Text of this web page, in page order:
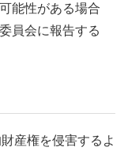
能性がある場合
員会に報告する
産権を侵害するよ